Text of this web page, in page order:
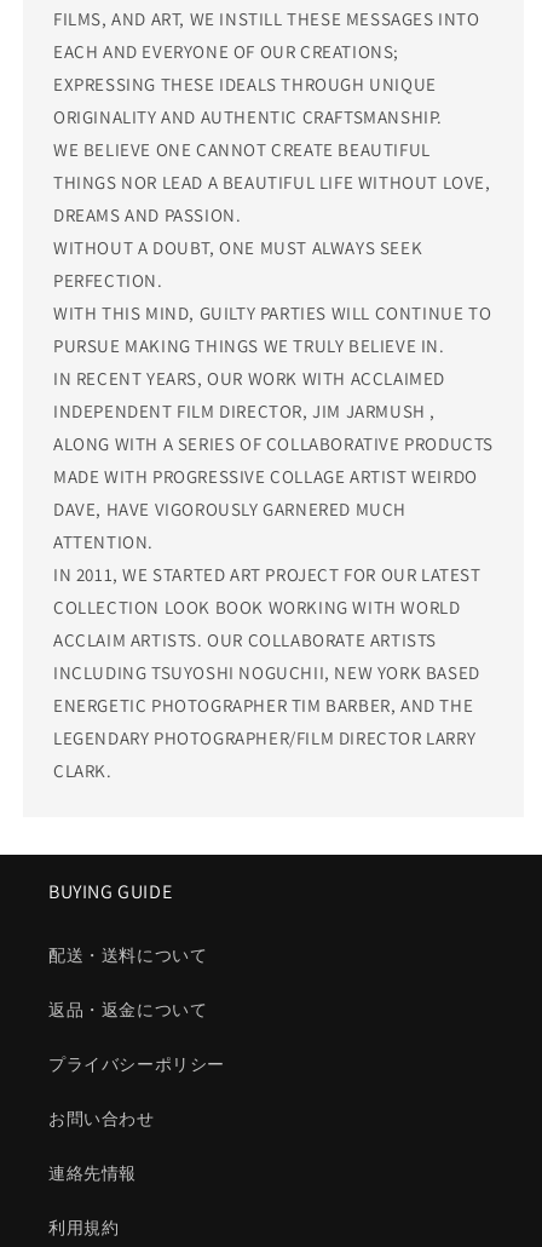
FILMS, AND ART, WE INSTILL THESE MESSAGES INTO
EACH AND EVERYONE OF OUR CREATIONS;
EXPRESSING THESE IDEALS THROUGH UNIQUE
ORIGINALITY AND AUTHENTIC CRAFTSMANSHIP.
WE BELIEVE ONE CANNOT CREATE BEAUTIFUL
THINGS NOR LEAD A BEAUTIFUL LIFE WITHOUT LOVE,
DREAMS AND PASSION.
WITHOUT A DOUBT, ONE MUST ALWAYS SEEK
PERFECTION.
WITH THIS MIND, GUILTY PARTIES WILL CONTINUE TO
PURSUE MAKING THINGS WE TRULY BELIEVE IN.
IN RECENT YEARS, OUR WORK WITH ACCLAIMED
INDEPENDENT FILM DIRECTOR, JIM JARMUSH ,
ALONG WITH A SERIES OF COLLABORATIVE PRODUCTS
MADE WITH PROGRESSIVE COLLAGE ARTIST WEIRDO
DAVE, HAVE VIGOROUSLY GARNERED MUCH
ATTENTION.
IN 2011, WE STARTED ART PROJECT FOR OUR LATEST
COLLECTION LOOK BOOK WORKING WITH WORLD
ACCLAIM ARTISTS. OUR COLLABORATE ARTISTS
INCLUDING TSUYOSHI NOGUCHII, NEW YORK BASED
ENERGETIC PHOTOGRAPHER TIM BARBER, AND THE
LEGENDARY PHOTOGRAPHER/FILM DIRECTOR LARRY
CLARK.
BUYING GUIDE
配送・送料について
返品・返金について
プライバシーポリシー
お問い合わせ
連絡先情報
利用規約